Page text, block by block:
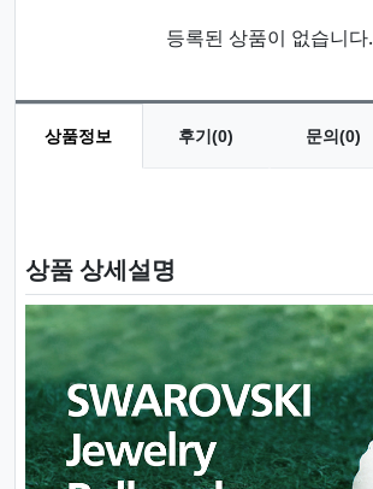
등록된 상품이 없습니다.
상품정보 후기(0) 문의(0)
상품 상세설명